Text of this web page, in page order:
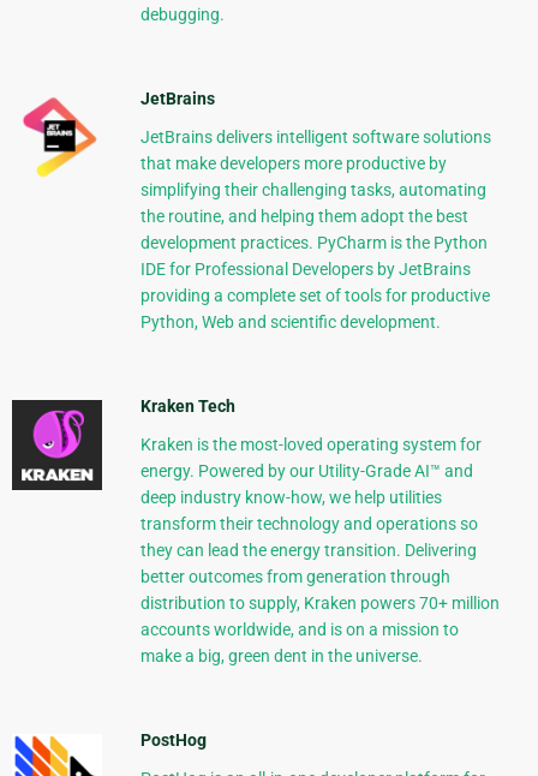
debugging.
JetBrains
JetBrains delivers intelligent software solutions
that make developers more productive by
simplifying their challenging tasks, automating
the routine, and helping them adopt the best
development practices. PyCharm is the Python
IDE for Professional Developers by JetBrains
providing a complete set of tools for productive
Python, Web and scientific development.
Kraken Tech
Kraken is the most-loved operating system for
energy. Powered by our Utility-Grade AI™ and
deep industry know-how, we help utilities
transform their technology and operations so
they can lead the energy transition. Delivering
better outcomes from generation through
distribution to supply, Kraken powers 70+ million
accounts worldwide, and is on a mission to
make a big, green dent in the universe.
PostHog